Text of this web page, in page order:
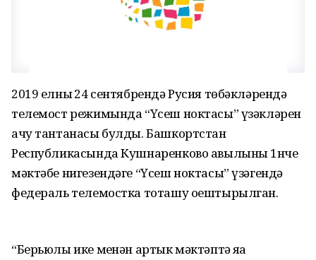
2019 елның 24 сентябрендә Русия төбәкләрендә
телемост режимында “Үсеш ноктасы” үзәкләрен
ачу тантанасы булды. Башкортстан
Республикасында Кушнаренково авылының 1нче
мәктәбе нигезендәге “Үсеш ноктасы” үзәгендә
федераль телемостка тоташу оештырылган.
“Берьюлы ике меңнән артык мәктәптә яңа